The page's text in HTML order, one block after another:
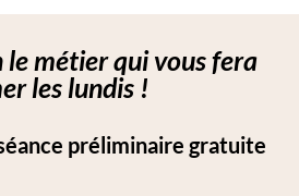
le métier qui vous fera
les lundis !​
préliminaire gratuite